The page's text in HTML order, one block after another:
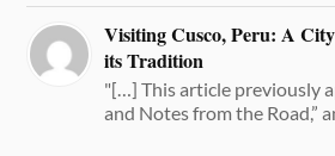
Visiting Cusco, Peru: A
its Tradition
"[…] This article previously
and Notes from the Road,”